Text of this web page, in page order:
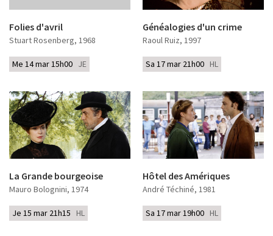
Folies d'avril
Stuart Rosenberg, 1968
Me 14 mar 15h00 JE
Généalogies d'un crime
Raoul Ruiz, 1997
Sa 17 mar 21h00 HL
La Grande bourgeoise
Mauro Bolognini, 1974
Je 15 mar 21h15 HL
Hôtel des Amériques
André Téchiné, 1981
Sa 17 mar 19h00 HL